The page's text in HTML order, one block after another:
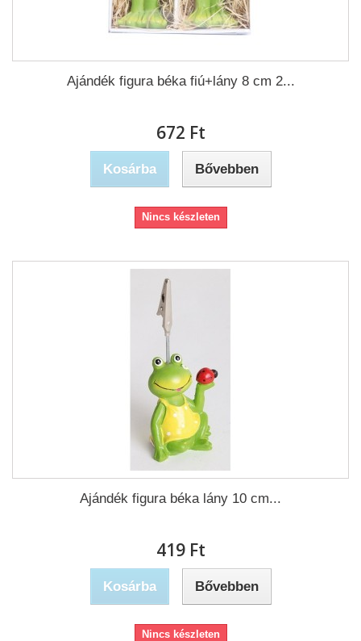
Ajándék figura béka fiú+lány 8 cm 2...
672 Ft‎
Kosárba Bővebben
Nincs készleten
Ajándék figura béka lány 10 cm...
419 Ft‎
Kosárba Bővebben
Nincs készleten